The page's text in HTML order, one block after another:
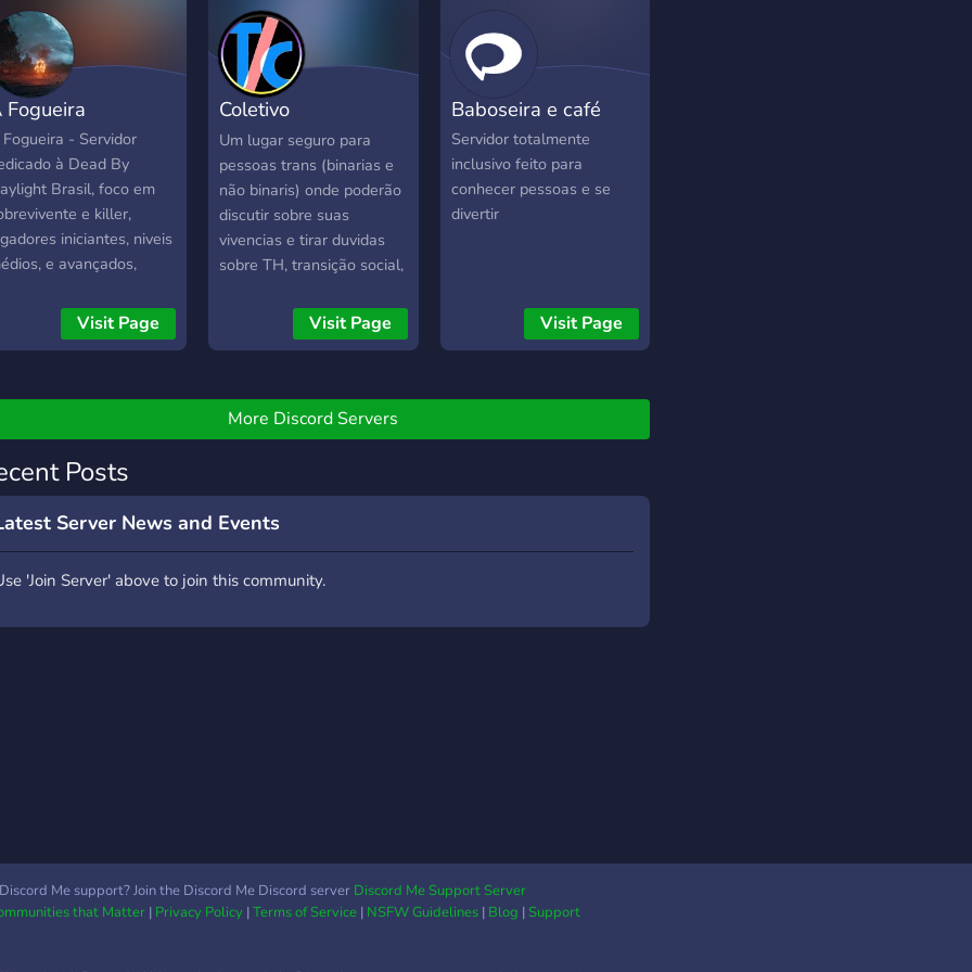
sua vinda. Você não
se arrepender!
em família Confessionário
anónimo E muito mais...
Fogueira
- Servidor
à Dead By
Brasil, foco em
e killer,
iniciantes, niveis
e avançados,
vocês nessa
comunidade ♥
Visit Page
Coletivo
Transcentrado
Um lugar seguro para
pessoas trans (binarias e
não binaris) onde poderão
discutir sobre suas
vivencias e tirar duvidas
sobre TH, transição social,
etc... Alem de poder
conversar, jogar e fazer
Ambiente seguro e com
rigida checagem de
transmedicalismo e
diversificada e treinada
Visit Page
Baboseira e café
Servidor totalmente
inclusivo feito para
conhecer pessoas e se
divertir
Visit Page
More Discord Servers
Posts
Server News and Events
'Join Server' above to join this community.
Me support? Join the Discord Me Discord server Discord Me Support Server
that Matter| Privacy Policy|Terms of Service| NSFW Guidelines| Blog |Support